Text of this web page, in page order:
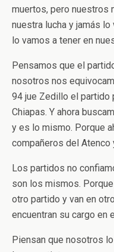
muertos, pero nuestros
nuestra lucha y jamás
lo vamos a tener en
Pensamos que el
nosotros nos
94 jue Zedillo el partido
Chiapas. Y ahora
y es lo mismo. Porque
compañeros del Atenco
Los partidos no
son los mismos.
otro partido y van en
encuentran su cargo en
Piensan que nosotros